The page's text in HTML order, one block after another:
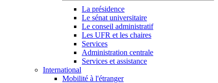
La présidence
Le sénat universitaire
Le conseil administratif
Les UFR et les chaires
Services
Administration centrale
Services et assistance
International
Mobilité à l'étranger